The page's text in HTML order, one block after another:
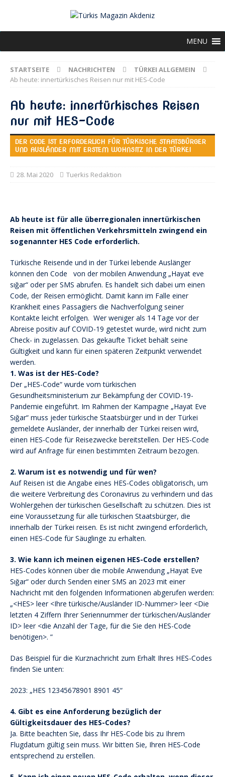
MENU
STARTSEITE NACHRICHTEN
TÜRKEI ALLGEMEIN
Ab heute: innertürkisches Reisen nur mit HES-Code
Ab heute: innertürkisches Reisen
nur mit HES-Code
DER CODE IST ERFORDERLICH FÜR TÜRKISCHE STAATSBÜRGER
UND AUSLÄNDER MIT ERSTEM WOHNSITZ IN DER TÜRKEI
28. Mai 2020 Tuerkis Redaktion
Ab heute ist für alle überregionalen innertürkischen
Reisen mit öffentlichen Verkehrsmitteln zwingend ein
sogenannter HES Code erforderlich.
Türkische Reisende und in der Türkei lebende Auslänger
können den Code von der mobilen Anwendung „Hayat eve
sığar“ oder per SMS abrufen. Es handelt sich dabei um einen
Code, der Reisen ermöglicht. Damit kann im Falle einer
Krankheit eines Passagiers die Nachverfolgung seiner
Kontakte leicht erfolgen. Wer weniger als 14 Tage vor der
Abreise positiv auf COVID-19 getestet wurde, wird nicht zum
Check- in zugelassen. Das gekaufte Ticket behält seine
Gültigkeit und kann für einen späteren Zeitpunkt verwendet
werden.
1. Was ist der HES-Code?
Der „HES-Code“ wurde vom türkischen
Gesundheitsministerium zur Bekämpfung der COVID-19-
Pandemie eingeführt. Im Rahmen der Kampagne „Hayat Eve
Sığar“ muss jeder türkische Staatsbürger und in der Türkei
gemeldete Ausländer, der innerhalb der Türkei reisen wird,
einen HES-Code für Reisezwecke bereitstellen. Der HES-Code
wird auf Anfrage für einen bestimmten Zeitraum bezogen.
2. Warum ist es notwendig und für wen?
Auf Reisen ist die Angabe eines HES-Codes obligatorisch, um
die weitere Verbreitung des Coronavirus zu verhindern und das
Wohlergehen der türkischen Gesellschaft zu schützen. Dies ist
eine Voraussetzung für alle türkischen Staatsbürger, die
innerhalb der Türkei reisen. Es ist nicht zwingend erforderlich,
einen HES-Code für Säuglinge zu erhalten.
3. Wie kann ich meinen eigenen HES-Code erstellen?
HES-Codes können über die mobile Anwendung „Hayat Eve
Sığar“ oder durch Senden einer SMS an 2023 mit einer
Nachricht mit den folgenden Informationen abgerufen werden:
„<HES> leer <Ihre türkische/Ausländer ID-Nummer> leer <Die
letzten 4 Ziffern Ihrer Seriennummer der türkischen/Ausländer
ID> leer <die Anzahl der Tage, für die Sie den HES-Code
benötigen>. ”
Das Beispiel für die Kurznachricht zum Erhalt Ihres HES-Codes
finden Sie unten:
2023: „HES 12345678901 8901 45“
4. Gibt es eine Anforderung bezüglich der
Gültigkeitsdauer des HES-Codes?
Ja. Bitte beachten Sie, dass Ihr HES-Code bis zu Ihrem
Flugdatum gültig sein muss. Wir bitten Sie, Ihren HES-Code
entsprechend zu erstellen.